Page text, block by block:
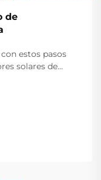
de
estos pasos
solares de
Empiece a